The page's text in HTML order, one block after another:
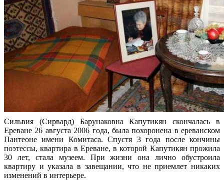
Сильвия (Сирвард) Барунаковна Капутикян скончалась в
Ереване 26 августа 2006 года, была похоронена в ереванском
Пантеоне имени Комитаса. Спустя 3 года после кончины
поэтессы, квартира в Ереване, в которой Капутикян прожила
30 лет, стала музеем. При жизни она лично обустроила
квартиру и указала в завещании, что не приемлет никаких
изменений в интерьере.